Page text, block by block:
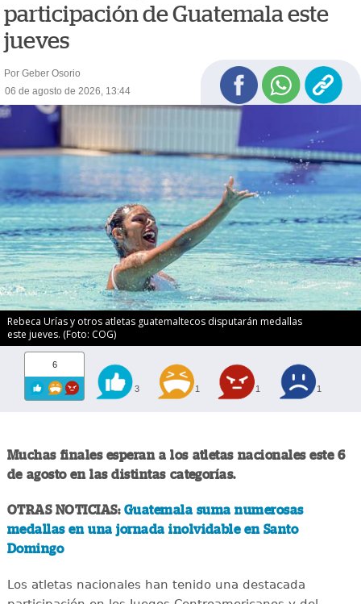
participación de Guatemala este
jueves
Por Geber Osorio
06 de agosto de 2026, 13:44
Rebeca Urías y otros atletas guatemaltecos disputarán medallas
este jueves. (Foto: COG)
6
3 1 1 1
Muchas finales esperan a los atletas nacionales este 6
de agosto en las distintas categorías.
OTRAS NOTICIAS: Guatemala suma numerosas
medallas en una jornada inolvidable en Santo
Domingo
Los atletas nacionales han tenido una destacada